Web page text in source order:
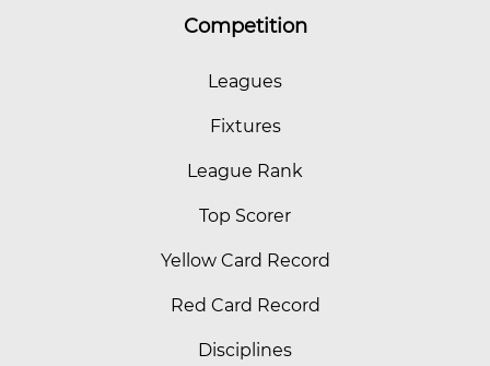
Competition
Leagues
Fixtures
League Rank
Top Scorer
Yellow Card Record
Red Card Record
Disciplines